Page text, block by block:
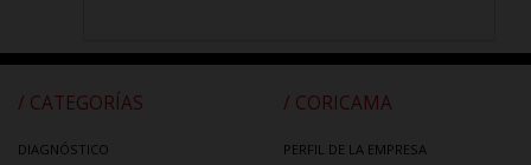
/ CATEGORÍAS
DIAGNÓSTICO
/ CORICAMA
PERFIL DE LA EMPRESA